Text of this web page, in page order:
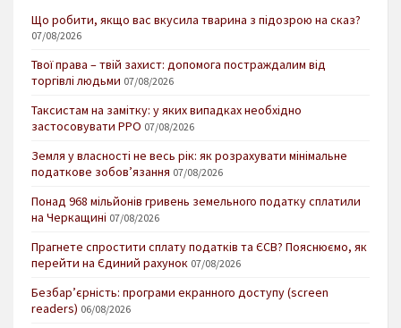
Що робити, якщо вас вкусила тварина з підозрою на сказ?
07/08/2026
Твої права – твій захист: допомога постраждалим від
торгівлі людьми 07/08/2026
Таксистам на замітку: у яких випадках необхідно
застосовувати РРО 07/08/2026
Земля у власності не весь рік: як розрахувати мінімальне
податкове зобов’язання 07/08/2026
Понад 968 мільйонів гривень земельного податку сплатили
на Черкащині 07/08/2026
Прагнете спростити сплату податків та ЄСВ? Пояснюємо, як
перейти на Єдиний рахунок 07/08/2026
Безбар’єрність: програми екранного доступу (screen
readers) 06/08/2026